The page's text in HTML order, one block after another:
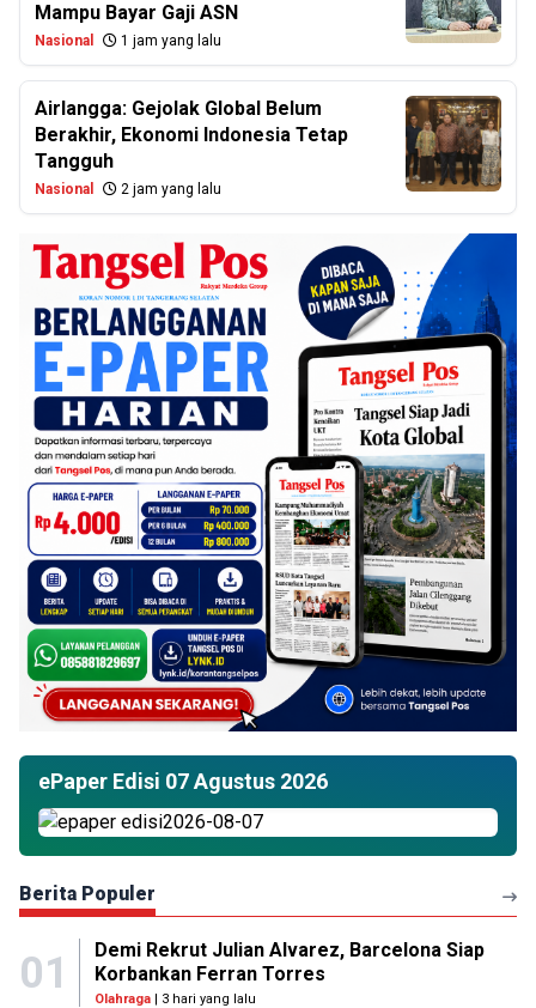
Mampu Bayar Gaji ASN
Nasional 1 jam yang lalu
Airlangga: Gejolak Global Belum
Berakhir, Ekonomi Indonesia Tetap
Tangguh
Nasional 2 jam yang lalu
ePaper Edisi 07 Agustus 2026
Berita Populer
01
Demi Rekrut Julian Alvarez, Barcelona Siap
Korbankan Ferran Torres
Olahraga| 3 hari yang lalu